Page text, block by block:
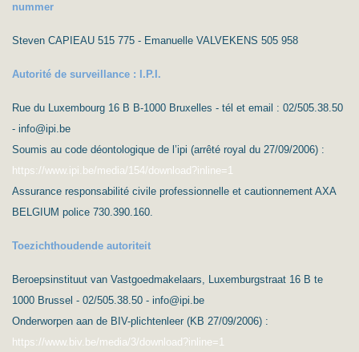
nummer
Steven CAPIEAU 515 775 - Emanuelle VALVEKENS 505 958
Autorité de surveillance : I.P.I.
Rue du Luxembourg 16 B B-1000 Bruxelles - tél et email : 02/505.38.50
- info@ipi.be
Soumis au code déontologique de l’ipi (arrêté royal du 27/09/2006) :
https://www.ipi.be/media/154/download?inline=1
Assurance responsabilité civile professionnelle et cautionnement AXA
BELGIUM police 730.390.160.
Toezichthoudende autoriteit
Beroepsinstituut van Vastgoedmakelaars, Luxemburgstraat 16 B te
1000 Brussel - 02/505.38.50 - info@ipi.be
Onderworpen aan de BIV-plichtenleer (KB 27/09/2006) :
https://www.biv.be/media/3/download?inline=1